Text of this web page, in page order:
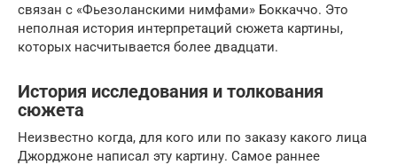
связан с «Фьезоланскими нимфами» Боккаччо. Это
неполная история интерпретаций сюжета картины,
которых насчитывается более двадцати.
История исследования и толкования
сюжета
Неизвестно когда, для кого или по заказу какого лица
Джорджоне написал эту картину. Самое раннее